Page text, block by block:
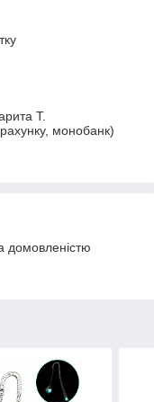
Т.
монобанк)
домовленістю